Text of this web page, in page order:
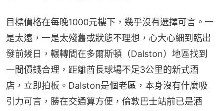
目標價格在每晚1000元樓下，幾乎沒有選擇可言。一
是太遠，一是太殘舊或狀態不理想，心大心細到臨出
發前幾日，輾轉間在多爾斯頓（Dalston）地區找到
一間價錢合理，距離酋長球場不足3公里的新式酒
店，立即拍板。Dalston是個老區，本身沒有什麼吸
引力可言，勝在交通算方便，倫敦巴士站前已是酒